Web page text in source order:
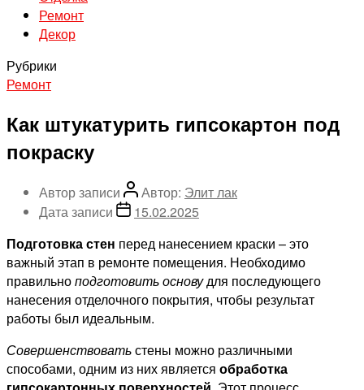
Ремонт
Декор
Рубрики
Ремонт
Как штукатурить гипсокартон под
покраску
Автор записи Автор: Элит лак
Дата записи
15.02.2025
Подготовка стен перед нанесением краски – это
важный этап в ремонте помещения. Необходимо
правильноподготовить основудля последующего
нанесения отделочного покрытия, чтобы результат
работы был идеальным.
Совершенствоватьстены можно различными
способами, одним из них является обработка